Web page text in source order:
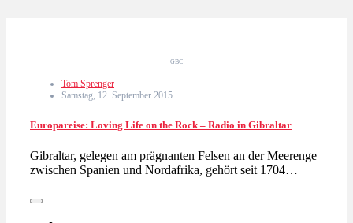
GBC
Tom Sprenger
Samstag, 12. September 2015
Europareise: Loving Life on the Rock – Radio in Gibraltar
Gibraltar, gelegen am prägnanten Felsen an der Meerenge
zwischen Spanien und Nordafrika, gehört seit 1704…